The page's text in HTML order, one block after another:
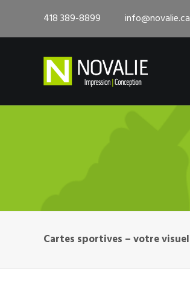
418 389-8899 info@novalie.ca
Cartes sportives – votre visuel